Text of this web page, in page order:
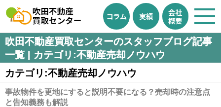
コラム 実績
会社
概要
吹田不動産買取センターのスタッフブログ記事
一覧 | カテゴリ:不動産売却ノウハウ
カテゴリ:不動産売却ノウハウ
事故物件を更地にすると説明不要になる？売却時の注意点
と告知義務も解説